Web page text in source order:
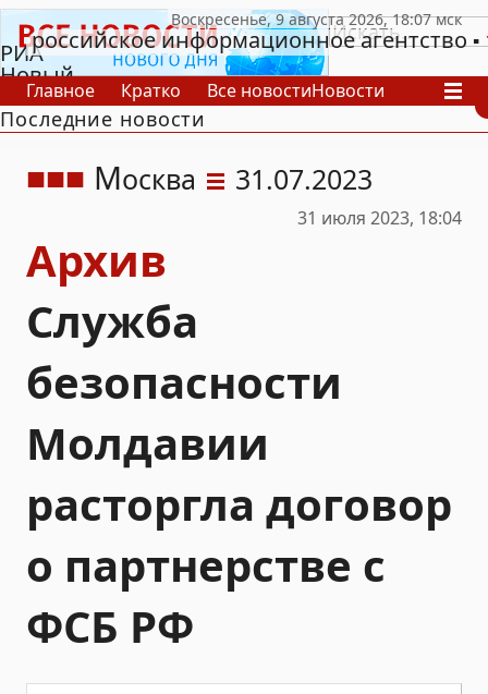
РИА
Новый
День
российское информационное агентство
Главное Кратко Все новостиНовости
В России
В мире
Последние новости
Москва 31.07.2023
31 июля 2023, 18:04
Архив
Служба
безопасности
Молдавии
расторгла договор
о партнерстве с
ФСБ РФ